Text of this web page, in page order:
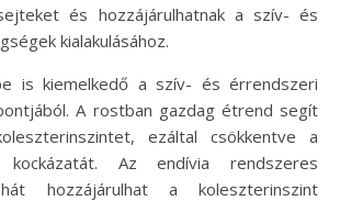
és hozzájárulhatnak a szív- és
kialakulásához.
is kiemelkedő a szív- és érrendszeri
A rostban gazdag étrend segít
ezáltal csökkentve a
kockázatát. Az endívia rendszeres
hozzájárulhat a koleszterinszint